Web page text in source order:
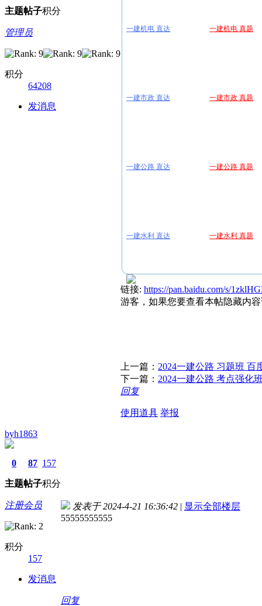
主题帖子积分
管理员
积分
64208
发消息
一建机电 直达 一建机电 真题
一建市政 直达 一建市政 真题
一建公路 直达 一建公路 真题
一建水利 直达 一建水利 真题
链接: https://pan.baidu.com/s/
游客，如果您要查看本帖隐藏内
上一篇： 2024一建公路 习题班 百
下一篇： 2024一建公路 考点强化
回复
使用道具 举报
byh1863
0
主题
87
帖子
157
积分
注册会员
积分
157
发消息
发表于 2024-4-21 16:36:42 | 显示全部楼层
55555555555
回复